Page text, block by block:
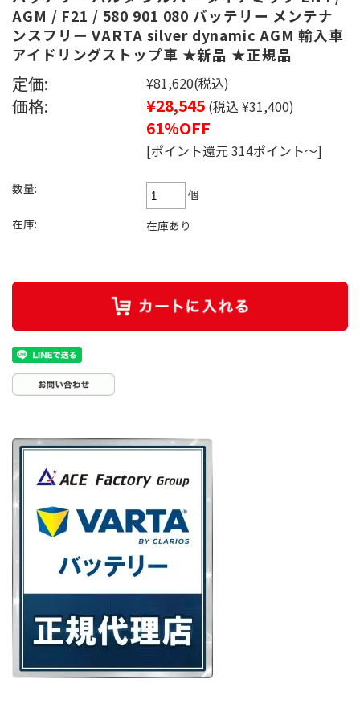
AGM / F21 / 580 901 080 バッテリー メンテナ
ンスフリー VARTA silver dynamic AGM 輸入車
アイドリングストップ車 ★新品 ★正規品
定価: ¥81,620(税込)
価格: ¥28,545 (税込 ¥31,400)
61%OFF
[ポイント還元 314ポイント～]
数量:
個
在庫:
在庫あり